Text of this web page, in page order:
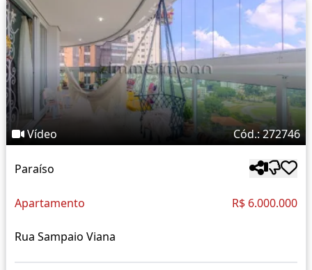
Vídeo Cód.: 272746
Paraíso
Apartamento R$ 6.000.000
Rua Sampaio Viana